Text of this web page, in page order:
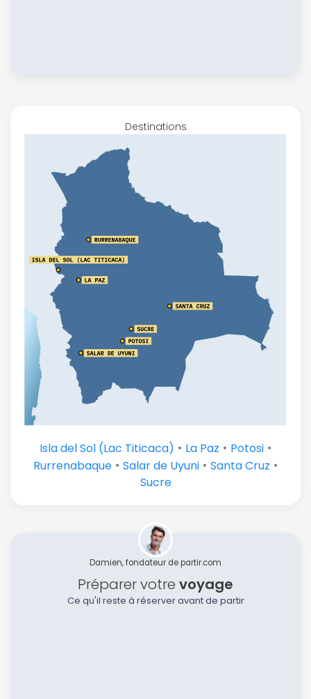
Destinations
Isla del Sol (Lac Titicaca) • La Paz • Potosi •
Rurrenabaque • Salar de Uyuni • Santa Cruz •
Sucre
Damien, fondateur de partir.com
Préparer votre voyage
Ce qu'il reste à réserver avant de partir